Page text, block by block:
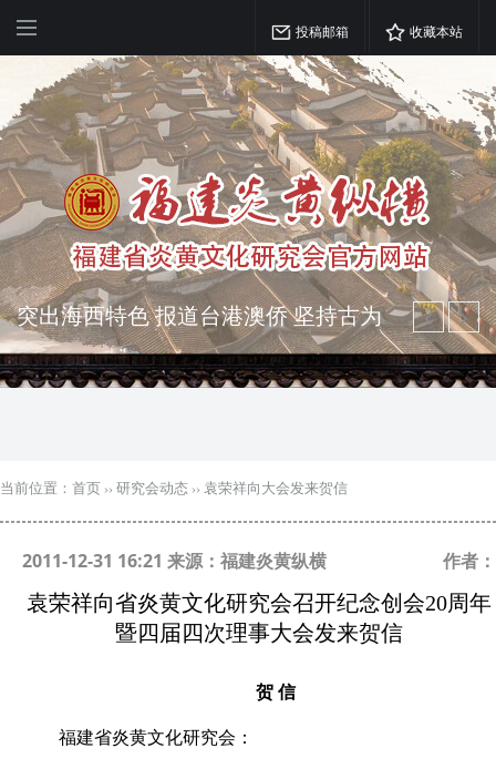
投稿邮箱 收藏本站
突出海西特色 报道台港澳侨 坚持古为
今用 力求雅俗共赏
弘扬优秀文化 振奋民族精神 介绍民族
当前位置： 首页 ›› 研究会动态 ›› 袁荣祥向大会发来贺信
2011-12-31 16:21 来源：福建炎黄纵横
作者：
袁荣祥向省炎黄文化研究会召开纪念创会20周年
暨四届四次理事大会发来贺信
贺 信
福建省炎黄文化研究会：